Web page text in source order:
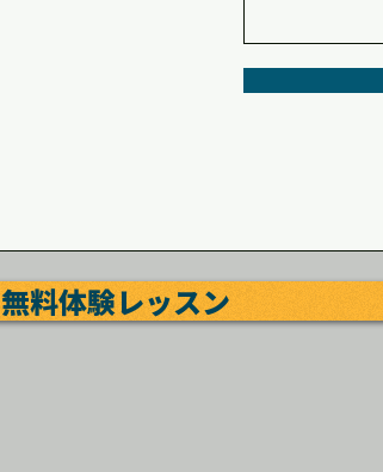
無料体験レッスン